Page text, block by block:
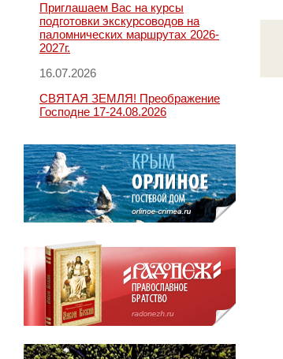
Приглашаем Вас на курсы
подготовки экскурсоводов на
паломнических маршрутах 2026-
2027г.
16.07.2026
СВЯТАЯ ЗЕМЛЯ! Преображение
Господне 17-24.08.2026